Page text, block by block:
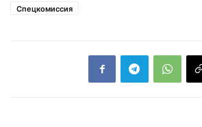
Спецкомиссия